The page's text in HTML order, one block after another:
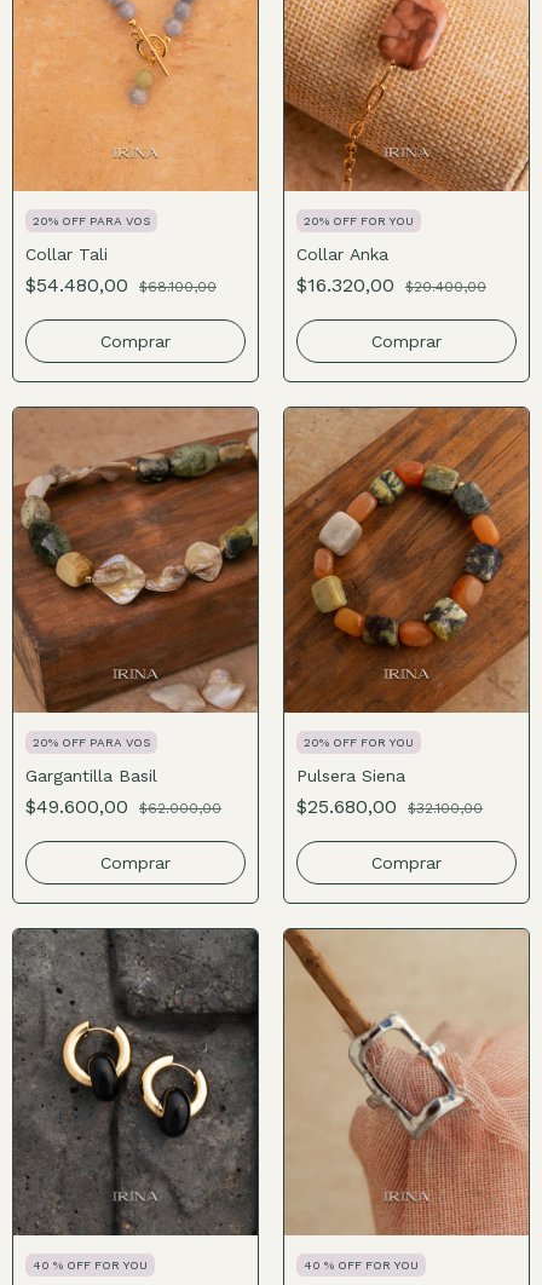
20% OFF PARA VOS
Collar Tali
$54.480,00 $68.100,00
Comprar
20% OFF FOR YOU
Collar Anka
$16.320,00 $20.400,00
Comprar
20% OFF PARA VOS
Gargantilla Basil
$49.600,00 $62.000,00
Comprar
20% OFF FOR YOU
Pulsera Siena
$25.680,00 $32.100,00
40 % OFF FOR YOU 40 % OFF FOR YOU